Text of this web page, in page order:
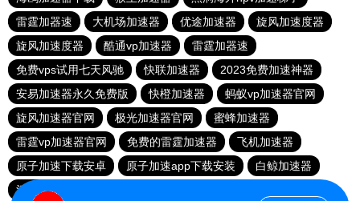
雷霆加器速
大机场加速器 优途加速器
旋风加速度器
旋风加速度器
酷通vp加速器
雷霆加器速
免费vps试用七天风驰
快联加速器
2023免费加速神器
安易加速器永久免费版
快橙加速器
蚂蚁vp加速器官网
旋风加速器官网
极光加速器官网
蜜蜂加速器
雷霆vp加速器官网
免费的雷霆加速器
飞机加速器
原子加速下载安卓
原子加速app下载安装
白鲸加速器
河马加速